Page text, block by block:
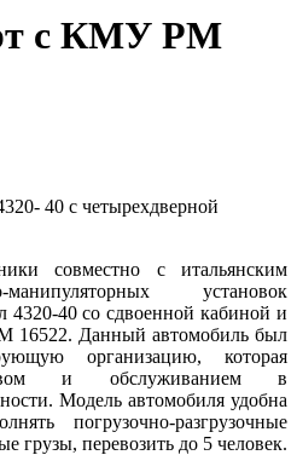
с КМУ PM
40 с четырехдверной
совместно с итальянским
установок
4320-40 со сдвоенной кабиной и
16522. Данный автомобиль был
организацию, которая
и обслуживанием в
Модель автомобиля удобна
погрузочно-разгрузочные
грузы, перевозить до 5 человек.